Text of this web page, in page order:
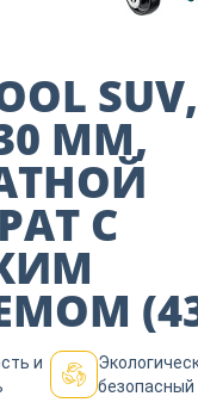
из
ММ,
С
и
безопасный